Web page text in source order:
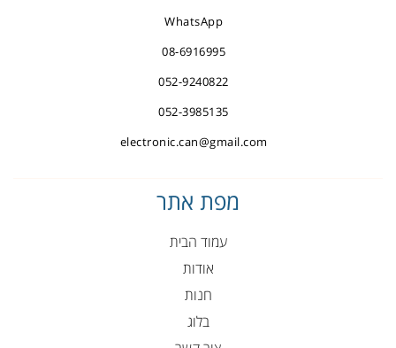
WhatsApp
08-6916995
052-9240822
052-3985135
electronic.can@gmail.com
מפת אתר
עמוד הבית
אודות
חנות
בלוג